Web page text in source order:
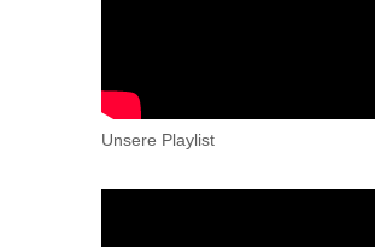
Unsere Playlist